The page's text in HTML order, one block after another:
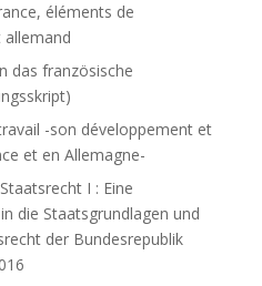
éléments de
das französische
-son développement et
et en Allemagne-
I : Eine
die Staatsgrundlagen und
der Bundesrepublik